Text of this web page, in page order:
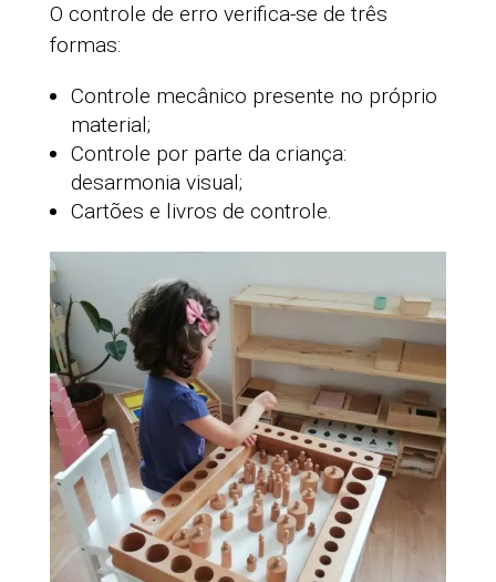
O controle de erro verifica-se de três
formas:
Controle mecânico presente no próprio
material;
Controle por parte da criança:
desarmonia visual;
Cartões e livros de controle.